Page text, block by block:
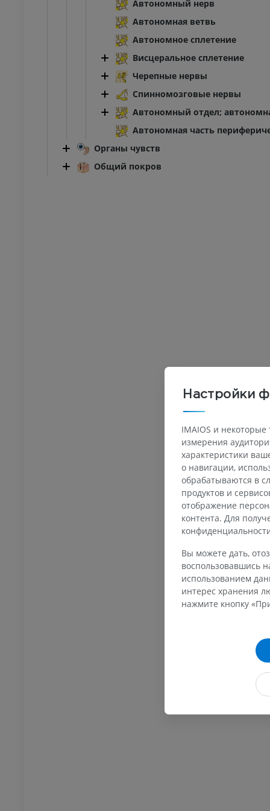
Автономный нерв
Автономная ветвь
Автономное сплетение
Висцеральное сплетение
Черепные нервы
Спинномозговые нервы
Автономный отдел;
Автономная часть
Органы чувств
Общий покров
ПРЕДПЛЮСНА - СТОПА
Ankle MRI
MPT
стопы
MPT
Ankle and foot CT
Настройки
IMAIOS и
измерения
характеристики
о навигации,
обрабатываются в
продуктов и
отображение
контента. Для
Вы можете дать,
воспользовавшись
использованием
интерес хранения
нажмите кнопку